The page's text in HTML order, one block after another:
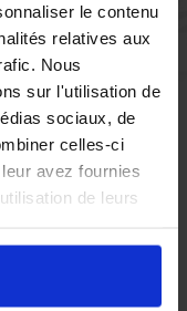
le contenu
relatives aux
Nous
sur l'utilisation de
sociaux, de
celles-ci
avez fournies
de leurs
de votre expérience
à tout
nuisibles peut
comme un expert
adaptées à